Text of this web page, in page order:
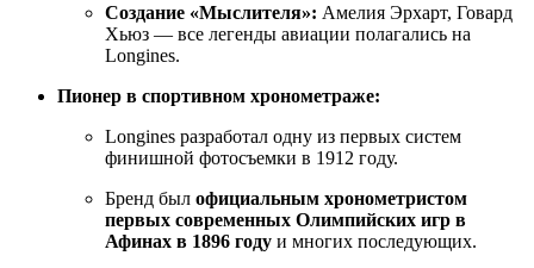
Создание «Мыслителя»: Амелия Эрхарт, Говард
Хьюз — все легенды авиации полагались на
Longines.
Пионер в спортивном хронометраже:
Longines разработал одну из первых систем
финишной фотосъемки в 1912 году.
Бренд был официальным хронометристом
первых современных Олимпийских игр в
Афинах в 1896 году и многих последующих.